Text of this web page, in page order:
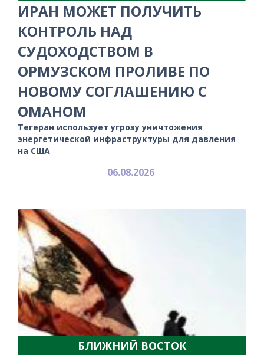
ИРАН МОЖЕТ ПОЛУЧИТЬ
КОНТРОЛЬ НАД
СУДОХОДСТВОМ В
ОРМУЗСКОМ ПРОЛИВЕ ПО
НОВОМУ СОГЛАШЕНИЮ С
ОМАНОМ
Тегеран использует угрозу уничтожения
энергетической инфраструктуры для давления
на США
06.08.2026
БЛИЖНИЙ ВОСТОК